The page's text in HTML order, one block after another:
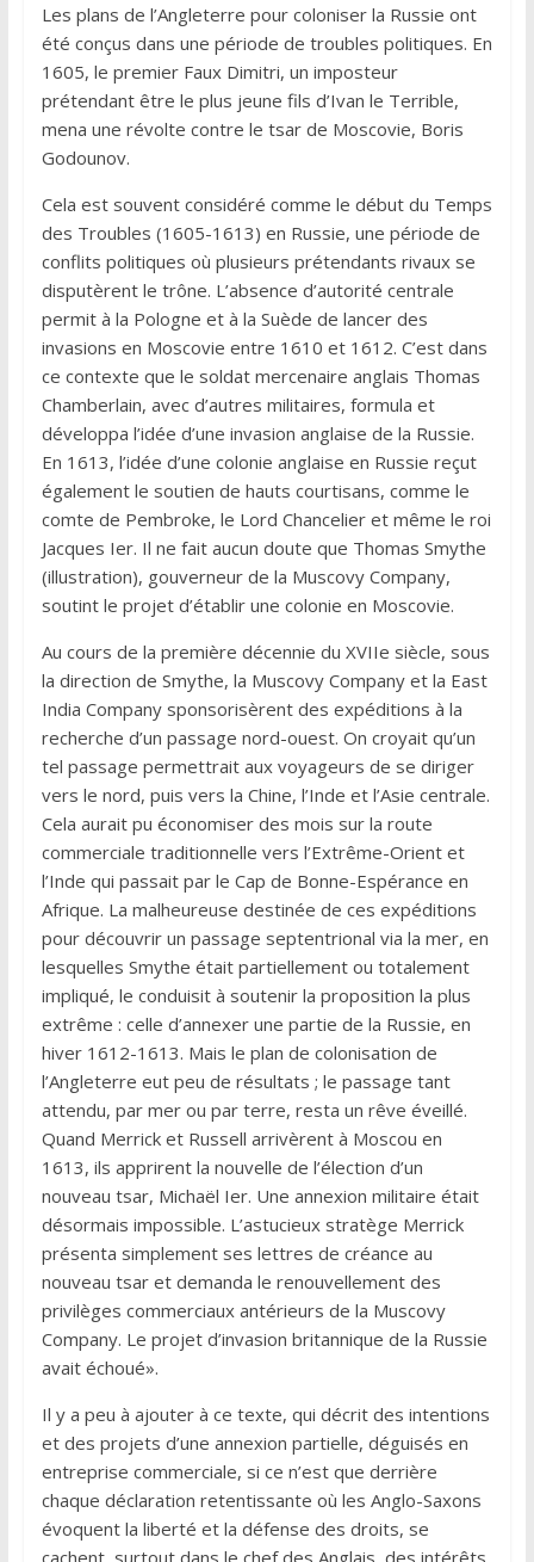
Les plans de l’Angleterre pour coloniser la Russie ont
été conçus dans une période de troubles politiques. En
1605, le premier Faux Dimitri, un imposteur
prétendant être le plus jeune fils d’Ivan le Terrible,
mena une révolte contre le tsar de Moscovie, Boris
Godounov.
Cela est souvent considéré comme le début du Temps
des Troubles (1605-1613) en Russie, une période de
conflits politiques où plusieurs prétendants rivaux se
disputèrent le trône. L’absence d’autorité centrale
permit à la Pologne et à la Suède de lancer des
invasions en Moscovie entre 1610 et 1612. C’est dans
ce contexte que le soldat mercenaire anglais Thomas
Chamberlain, avec d’autres militaires, formula et
développa l’idée d’une invasion anglaise de la Russie.
En 1613, l’idée d’une colonie anglaise en Russie reçut
également le soutien de hauts courtisans, comme le
comte de Pembroke, le Lord Chancelier et même le roi
Jacques Ier. Il ne fait aucun doute que Thomas Smythe
(illustration), gouverneur de la Muscovy Company,
soutint le projet d’établir une colonie en Moscovie.
Au cours de la première décennie du XVIIe siècle, sous
la direction de Smythe, la Muscovy Company et la East
India Company sponsorisèrent des expéditions à la
recherche d’un passage nord-ouest. On croyait qu’un
tel passage permettrait aux voyageurs de se diriger
vers le nord, puis vers la Chine, l’Inde et l’Asie centrale.
Cela aurait pu économiser des mois sur la route
commerciale traditionnelle vers l’Extrême-Orient et
l’Inde qui passait par le Cap de Bonne-Espérance en
Afrique. La malheureuse destinée de ces expéditions
pour découvrir un passage septentrional via la mer, en
lesquelles Smythe était partiellement ou totalement
impliqué, le conduisit à soutenir la proposition la plus
extrême : celle d’annexer une partie de la Russie, en
hiver 1612-1613. Mais le plan de colonisation de
l’Angleterre eut peu de résultats ; le passage tant
attendu, par mer ou par terre, resta un rêve éveillé.
Quand Merrick et Russell arrivèrent à Moscou en
1613, ils apprirent la nouvelle de l’élection d’un
nouveau tsar, Michaël Ier. Une annexion militaire était
désormais impossible. L’astucieux stratège Merrick
présenta simplement ses lettres de créance au
nouveau tsar et demanda le renouvellement des
privilèges commerciaux antérieurs de la Muscovy
Company. Le projet d’invasion britannique de la Russie
avait échoué».
Il y a peu à ajouter à ce texte, qui décrit des intentions
et des projets d’une annexion partielle, déguisés en
entreprise commerciale, si ce n’est que derrière
chaque déclaration retentissante où les Anglo-Saxons
évoquent la liberté et la défense des droits, se
cachent, surtout dans le chef des Anglais, des intérêts